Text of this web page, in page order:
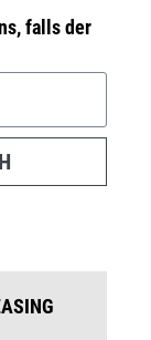
falls der